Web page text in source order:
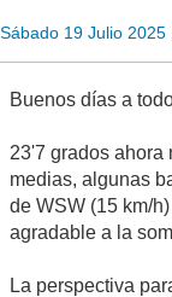
Sábado 19 Julio 2025
Buenos días a
23'7 grados ahora
medias, algunas
de WSW (15 km/
agradable a la
La perspectiva